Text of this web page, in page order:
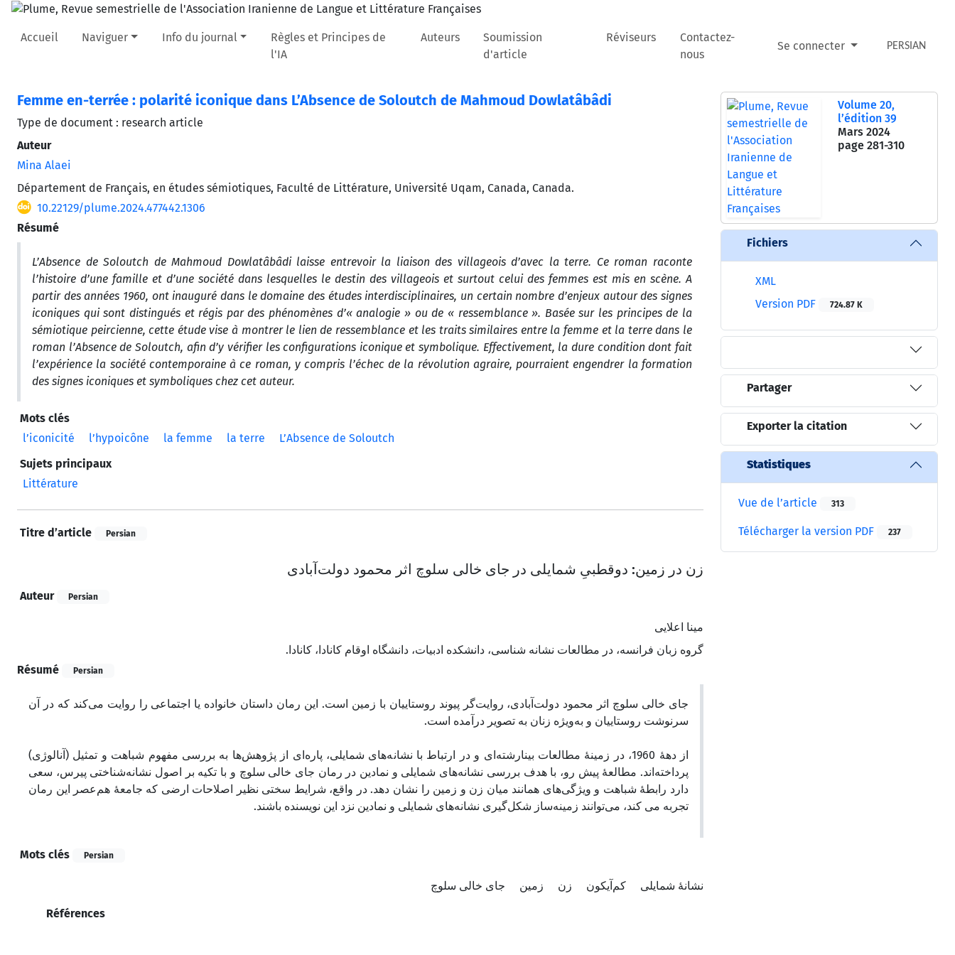
Accueil Naviguer Info du journal
Règles et Principes de
l'IA
Auteurs
Soumission
d'article
Réviseurs
Contactez-
nous
Se connecter PERSIAN
Femme en-terrée : polarité iconique dans L’Absence de Soloutch de Mahmoud Dowlatâbâdi
Type de document : research article
Auteur
Mina Alaei
Département de Français, en études sémiotiques, Faculté de Littérature, Université Uqam, Canada, Canada.
10.22129/plume.2024.477442.1306
Résumé
L’Absence de Soloutch de Mahmoud Dowlatâbâdi laisse entrevoir la liaison des villageois d’avec la terre. Ce roman raconte
l’histoire d’une famille et d’une société dans lesquelles le destin des villageois et surtout celui des femmes est mis en scène. A
partir des années 1960, ont inauguré dans le domaine des études interdisciplinaires, un certain nombre d’enjeux autour des signes
iconiques qui sont distingués et régis par des phénomènes d’« analogie » ou de « ressemblance ». Basée sur les principes de la
sémiotique peircienne, cette étude vise à montrer le lien de ressemblance et les traits similaires entre la femme et la terre dans le
roman l’Absence de Soloutch, afin d’y vérifier les configurations iconique et symbolique. Effectivement, la dure condition dont fait
l’expérience la société contemporaine à ce roman, y compris l’échec de la révolution agraire, pourraient engendrer la formation
des signes iconiques et symboliques chez cet auteur.
Mots clés
l’iconicité
l’hypoicône la femme la terre
L’Absence de Soloutch
Sujets principaux
Littérature
Titre d’article Persian
زن در زمین: دو‌قطبیِ شمایلی در جای خالی سلوچ اثر محمود دولت‌آبادی
Auteur Persian
مینا اعلایی
گروه زبان فرانسه، در مطالعات نشانه شناسی، دانشکده ادبیات، دانشگاه اوقام کانادا، کانادا.
Résumé
Persian
جای خالی سلوچ اثر محمود دولت‌آبادی، روایت‌گر پیوند روستاییان با زمین است. این رمان داستان خانواده یا اجتماعی را روایت می‌کند که در آن
سرنوشت روستاییان و به‌ویژه زنان به تصویر درآمده است.
از دهۀ 1960، در زمینۀ مطالعات بینارشته‌ای و در ارتباط با نشانه‌های شمایلی، پاره‌ای از پژوهش‌ها به بررسی مفهوم شباهت و تمثیل (آنالوژی)
پرداخته‌اند. مطالعۀ پیش رو، با هدف بررسی نشانه‌های شمایلی و نمادین در رمان جای خالی سلوچ و با تکیه بر اصول نشانه‌شناختی پیرس، سعی
دارد رابطۀ شباهت و ویژگی‌های همانند میان زن و زمین را نشان دهد. در واقع، شرایط سختی نظیر اصلاحات ارضی که جامعۀ هم‌عصر این رمان
تجربه می کند، می‌توانند زمینه‌ساز شکل‌گیری نشانه‌های شمایلی و نمادین نزد این نویسنده باشند.
Mots clés Persian
نشانۀ شمایلی کم‌آیکون زن زمین جای خالی سلوچ
Références
Volume 20,
l’édition 39
Mars 2024
page 281-310
Fichiers
XML
Version PDF
724.87 K
Partager
Exporter la citation
Statistiques
Vue de l’article 313
Télécharger la version PDF 237